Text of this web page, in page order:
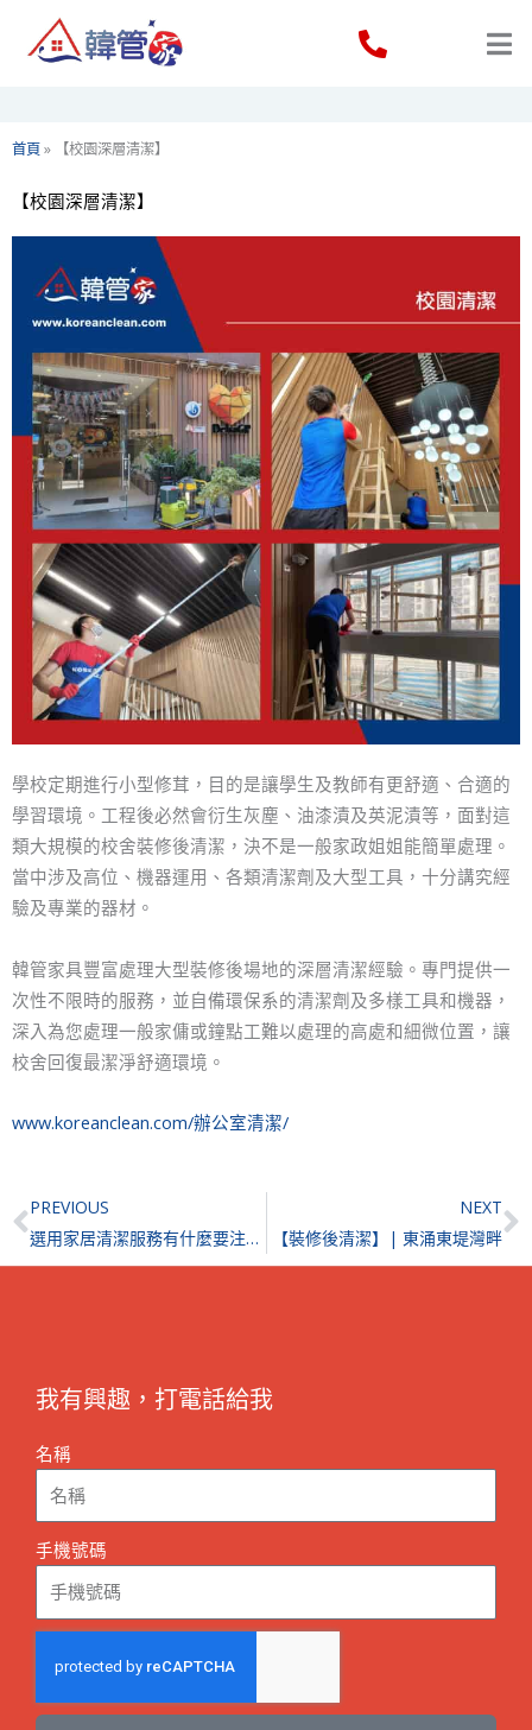
首頁» 【校園深層清潔】
【校園深層清潔】
學校定期進行小型修茸，目的是讓學生及教師有更舒適、合適的
學習環境。工程後必然會衍生灰塵、油漆漬及英泥漬等，面對這
類大規模的校舍裝修後清潔，決不是一般家政姐姐能簡單處理。
當中涉及高位、機器運用、各類清潔劑及大型工具，十分講究經
驗及專業的器材。
韓管家具豐富處理大型裝修後場地的深層清潔經驗。專門提供一
次性不限時的服務，並自備環保系的清潔劑及多樣工具和機器，
深入為您處理一般家傭或鐘點工難以處理的高處和細微位置，讓
校舍回復最潔淨舒適環境。
www.koreanclean.com/辦公室清潔/
Prev
PREVIOUS
選用家居清潔服務有什麼要注意？安頓屋內寵物、保管貴重財物⋯⋯
NEXT
【裝修後清潔】| 東涌東堤灣畔
我有興趣，打電話給我
名稱
手機號碼